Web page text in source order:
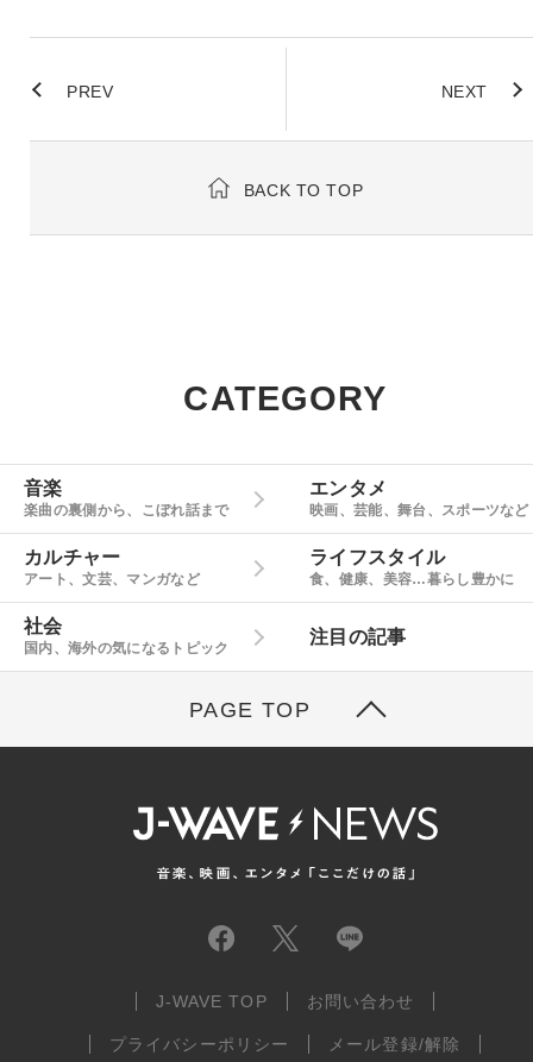
PREV NEXT
BACK TO TOP
CATEGORY
音楽
楽曲の裏側から、こぼれ話まで
エンタメ
映画、芸能、舞台、スポーツなど
カルチャー
アート、文芸、マンガなど
ライフスタイル
食、健康、美容…暮らし豊かに
社会
国内、海外の気になるトピック
注目の記事
PAGE TOP
J-WAVE TOP お問い合わせ
プライバシーポリシー メール登録/解除